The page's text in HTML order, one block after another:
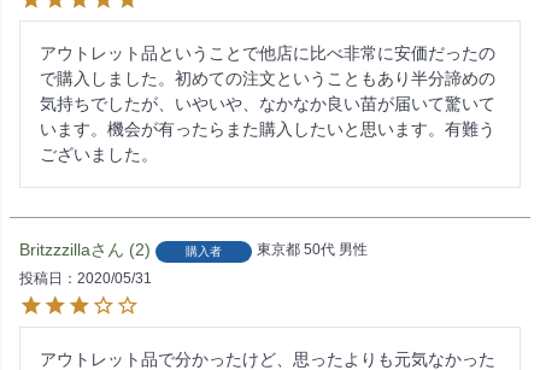
アウトレット品ということで他店に比べ非常に安価だったの
で購入しました。初めての注文ということもあり半分諦めの
気持ちでしたが、いやいや、なかなか良い苗が届いて驚いて
います。機会が有ったらまた購入したいと思います。有難う
ございました。
Britzzzilla 2 購入者 東京都 50代 男性
投稿日
2020/05/31
アウトレット品で分かったけど、思ったよりも元気なかった